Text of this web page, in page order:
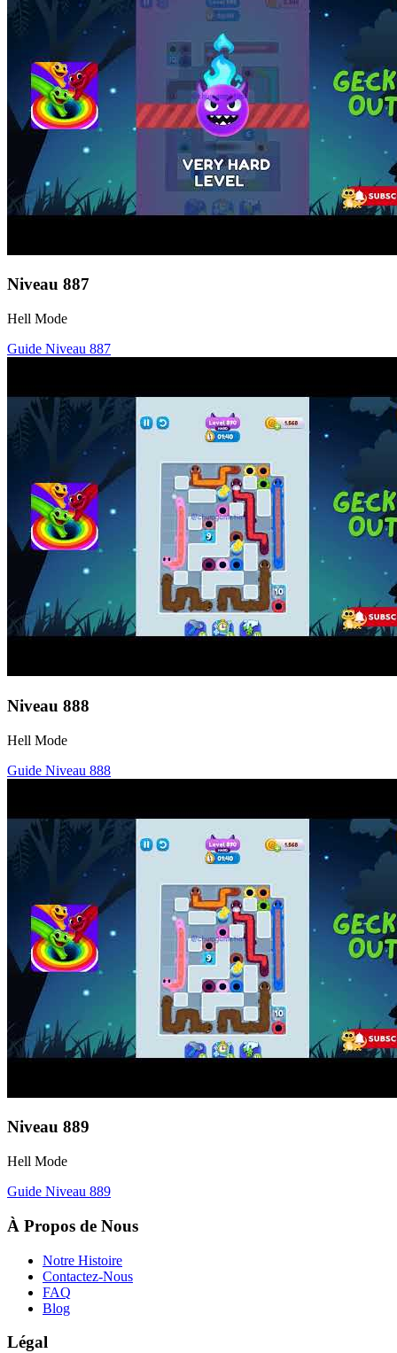
Niveau 887
Hell Mode
Guide Niveau 887
Niveau 888
Hell Mode
Guide Niveau 888
Niveau 889
Hell Mode
Guide Niveau 889
À Propos de Nous
Notre Histoire
Contactez-Nous
FAQ
Blog
Légal